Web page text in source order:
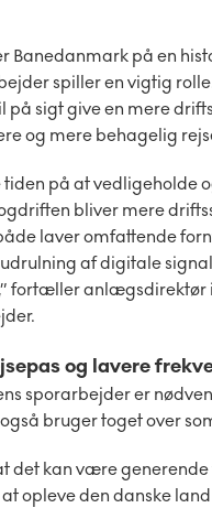
Banedanmark på en
spiller en vigtig
på sigt give en mere
og mere behagelig
på at vedligeholde
bliver mere
laver omfattende
af digitale
fortæller anlægsdirektør
og lavere
sporarbejder er
bruger toget over
det kan være
opleve den danske